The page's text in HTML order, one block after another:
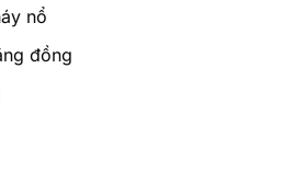
nổ
đồng